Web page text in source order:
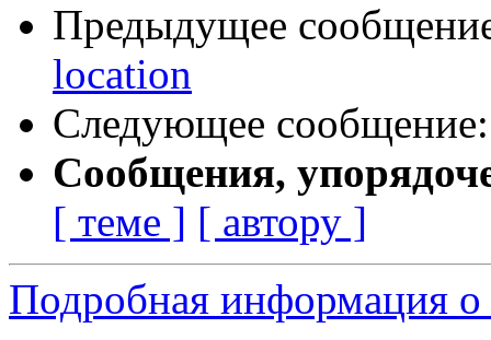
Предыдущее
location
Следующее
Сообщения,
[ теме ] [ автору ]
Подробная информация